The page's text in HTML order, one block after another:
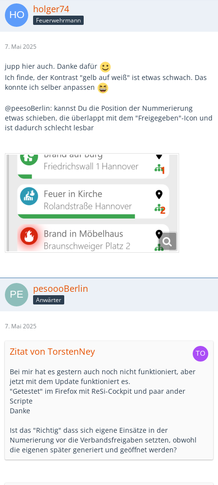
holger74
Feuerwehrmann
7. Mai 2025
jupp hier auch. Danke dafür
Ich finde, der Kontrast "gelb auf weiß" ist etwas schwach. Das
konnte ich selber anpassen
@peesoBerlin: kannst Du die Position der Nummerierung
etwas schieben, die überlappt mit dem "Freigegeben"-Icon und
ist dadurch schlecht lesbar
pesoooBerlin
Anwärter
7. Mai 2025
Zitat von TorstenNey
Bei mir hat es gestern auch noch nicht funktioniert, aber
jetzt mit dem Update funktioniert es.
"Getestet" im Firefox mit ReSi-Cockpit und paar ander
Scripte
Danke
Ist das "Richtig" dass sich eigene Einsätze in der
Numerierung vor die Verbandsfreigaben setzten, obwohl
die eigenen später generiert und geöffnet werden?